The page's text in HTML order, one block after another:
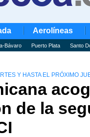
Aerolíneas
Bávaro Puerto Plata Santo
Y HASTA EL PRÓXIMO
de la